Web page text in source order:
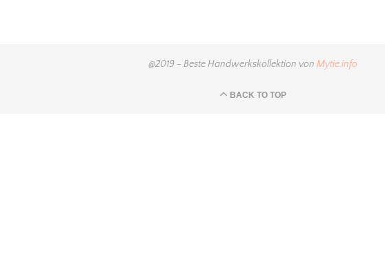
@2019 - Beste Handwerkskollektion von Mytie.info
BACK TO TOP